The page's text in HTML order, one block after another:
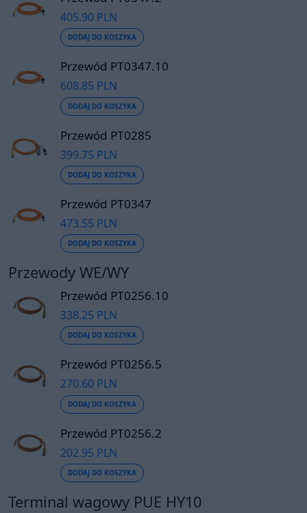
405.90 PLN
DODAJ DO KOSZYKA
Przewód PT0347.10
608.85 PLN
DODAJ DO KOSZYKA
Przewód PT0285
399.75 PLN
DODAJ DO KOSZYKA
Przewód PT0347
473.55 PLN
DODAJ DO KOSZYKA
Przewody WE/WY
Przewód PT0256.10
338.25 PLN
DODAJ DO KOSZYKA
Przewód PT0256.5
270.60 PLN
DODAJ DO KOSZYKA
Przewód PT0256.2
202.95 PLN
DODAJ DO KOSZYKA
Terminal wagowy PUE HY10